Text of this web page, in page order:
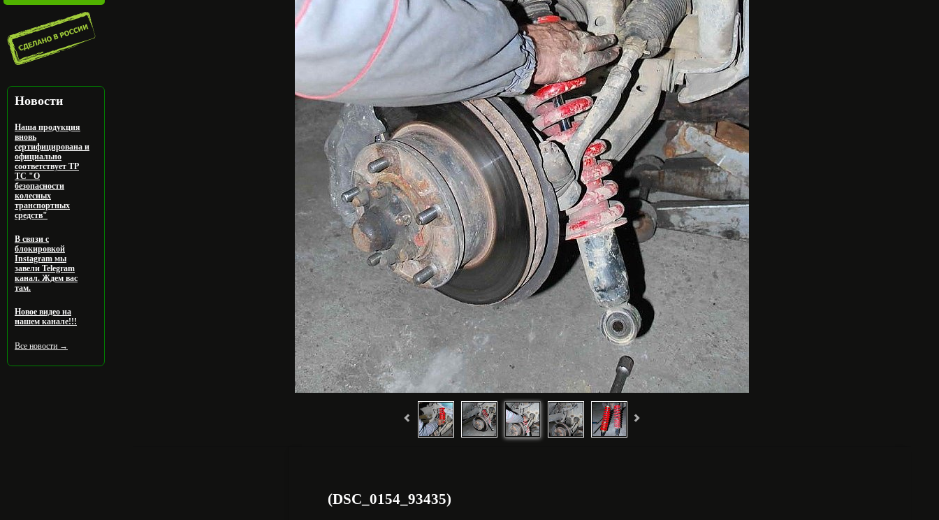
Новости
Наша продукция
вновь
сертифицирована и
официально
соответствует ТР
ТС "О
безопасности
колесных
транспортных
средств"
В связи с
блокировкой
Instagram мы
завели Telegram
канал. Ждем вас
там.
Новое видео на
нашем канале!!!
Все новости →
(DSC_0154_93435)